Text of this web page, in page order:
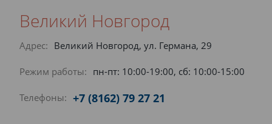
Великий Новгород
Адрес: Великий Новгород, ул. Германа, 29
Режим работы: пн-пт: 10:00-19:00, сб: 10:00-15:00
Телефоны: +7 (8162) 79 27 21